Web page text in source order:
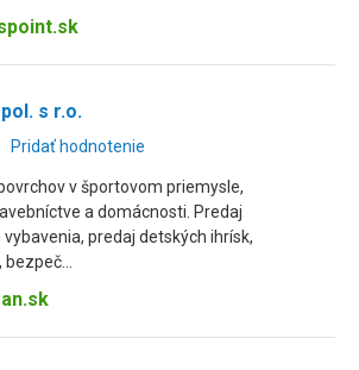
s r.o.
Pridať hodnotenie
v športovom priemysle,
a domácnosti. Predaj
predaj detských ihrísk,